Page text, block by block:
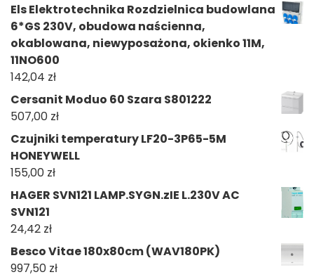
Els Elektrotechnika Rozdzielnica budowlana
6*GS 230V, obudowa naścienna,
okablowana, niewyposażona, okienko 11M,
11NO600
142,04 zł
Cersanit Moduo 60 Szara S801222
507,00 zł
Czujniki temperatury LF20-3P65-5M
HONEYWELL
155,00 zł
HAGER SVN121 LAMP.SYGN.zIE L.230V AC
SVN121
24,42 zł
Besco Vitae 180x80cm (WAV180PK)
997,50 zł